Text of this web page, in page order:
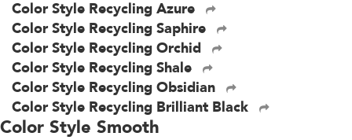
Color Style Recycling Azure
Color Style Recycling Saphire
Color Style Recycling Orchid
Color Style Recycling Shale
Color Style Recycling Obsidian
Color Style Recycling Brilliant Black
Color Style Smooth